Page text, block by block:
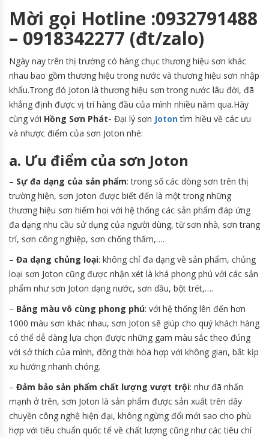
Mời gọi Hotline :0932791488
– 0918342277 (đt/zalo)
Ngày nay trên thị trường có hàng chục thương hiệu sơn khác
nhau bao gồm thương hiệu trong nước và thương hiệu sơn nhập
khẩu.Trong đó Joton là thương hiệu sơn trong nước lâu đời, đã
khẳng định được vị trí hàng đầu của mình nhiều năm qua.Hãy
cùng với Hồng Sơn Phát- Đại lý sơn Jotontìm hiều về các ưu
và nhược điểm của sơn Joton nhé:
a. Ưu điểm của sơn Joton
– Sự đa dạng của sản phẩm: trong số các dòng sơn trên thị
trường hiện, sơn Joton được biết đến là một trong những
thương hiệu sơn hiếm hoi với hệ thống các sản phẩm đáp ứng
đa dạng nhu cầu sử dụng của người dùng, từ sơn nhà, sơn trang
trí, sơn công nghiệp, sơn chống thấm,….
– Đa dạng chủng loại: không chỉ đa dạng về sản phẩm, chủng
loại sơn Joton cũng được nhận xét là khá phong phú với các sản
phẩm như sơn Joton dạng nước, sơn dầu, bột trét,….
– Bảng màu vô cùng phong phú: với hệ thống lên đến hơn
1000 màu sơn khác nhau, sơn Joton sẽ giúp cho quý khách hàng
có thể dễ dàng lựa chọn được những gam màu sắc theo đúng
với sở thích của mình, đồng thời hòa hợp với không gian, bắt kịp
xu hướng nhanh chóng.
– Đảm bảo sản phẩm chất lượng vượt trội: như đã nhấn
mạnh ở trên, sơn Joton là sản phẩm được sản xuất trên dây
chuyền công nghệ hiện đại, không ngừng đổi mới sao cho phù
hợp với tiêu chuẩn quốc tế về chất lượng cũng như các tiêu chí